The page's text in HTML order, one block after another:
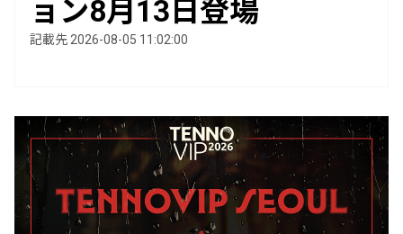
ョン8月13日登場
記載先 2026-08-05 11:02:00